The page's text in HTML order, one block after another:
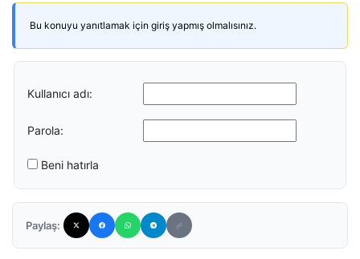
Bu konuyu yanıtlamak için giriş yapmış olmalısınız.
Kullanıcı adı:
Parola:
Beni hatırla
Paylaş: